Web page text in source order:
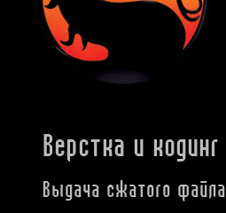
Верстка и кодинг
Выдача сжатого файла